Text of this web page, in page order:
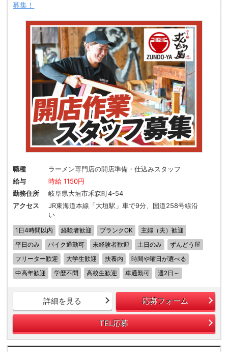
募集！
職種
ラーメン専門店の開店準備・仕込みスタッフ
給与
時給 1150円
勤務住所
岐阜県大垣市禾森町4-54
アクセス
JR東海道本線「大垣駅」車で9分、国道258号線沿
い
1日4時間以内 経験者歓迎 ブランクOK
主婦（夫）歓迎
平日のみ
バイク通勤可 未経験者歓迎 土日のみ
ずんどう屋
フリーター歓迎
大学生歓迎 扶養内
時間や曜日が選べる
中高年歓迎
学歴不問 高校生歓迎 車通勤可 週2日～
詳細を見る 応募フォーム
TEL応募